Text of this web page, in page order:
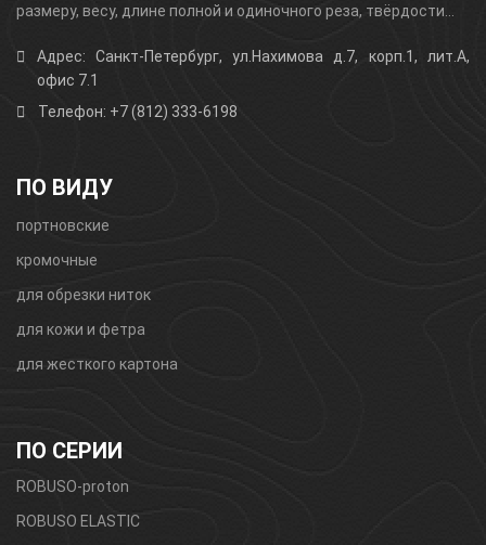
размеру, весу, длине полной и одиночного реза, твёрдости...
Адрес: Санкт-Петербург, ул.Нахимова д.7, корп.1, лит.А,
офис 7.1
Телефон: +7 (812) 333-6198
ПО ВИДУ
портновские
кромочные
для обрезки ниток
для кожи и фетра
для жесткого картона
ПО СЕРИИ
ROBUSO-proton
ROBUSO ELASTIC